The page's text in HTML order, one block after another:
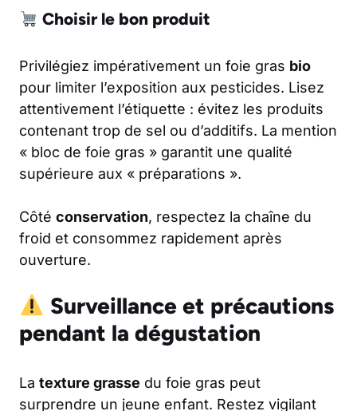
Choisir le bon produit
Privilégiez impérativement un foie gras bio
pour limiter l’exposition aux pesticides. Lisez
attentivement l’étiquette : évitez les produits
contenant trop de sel ou d’additifs. La mention
« bloc de foie gras » garantit une qualité
supérieure aux « préparations ».
Côté conservation, respectez la chaîne du
froid et consommez rapidement après
ouverture.
Surveillance et précautions
pendant la dégustation
La texture grasse du foie gras peut
surprendre un jeune enfant. Restez vigilant